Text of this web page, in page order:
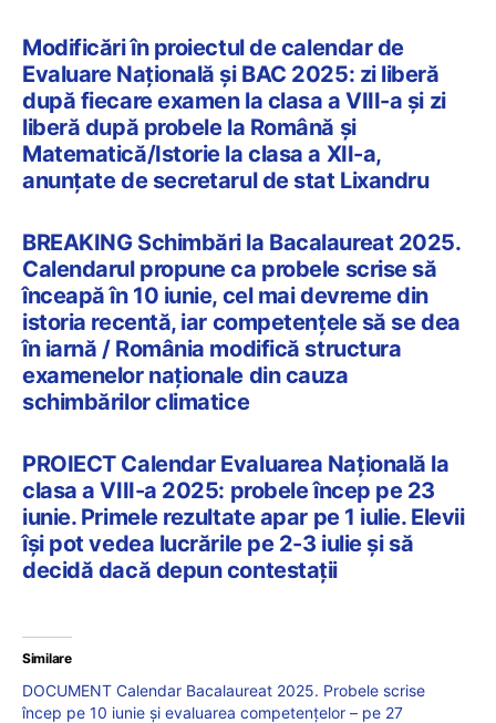
Modificări în proiectul de calendar de
Evaluare Națională și BAC 2025: zi liberă
după fiecare examen la clasa a VIII-a și zi
liberă după probele la Română și
Matematică/Istorie la clasa a XII-a,
anunțate de secretarul de stat Lixandru
BREAKING Schimbări la Bacalaureat 2025.
Calendarul propune ca probele scrise să
înceapă în 10 iunie, cel mai devreme din
istoria recentă, iar competențele să se dea
în iarnă / România modifică structura
examenelor naționale din cauza
schimbărilor climatice
PROIECT Calendar Evaluarea Națională la
clasa a VIII-a 2025: probele încep pe 23
iunie. Primele rezultate apar pe 1 iulie. Elevii
își pot vedea lucrările pe 2-3 iulie și să
decidă dacă depun contestații
Similare
DOCUMENT Calendar Bacalaureat 2025. Probele scrise
încep pe 10 iunie și evaluarea competențelor – pe 27